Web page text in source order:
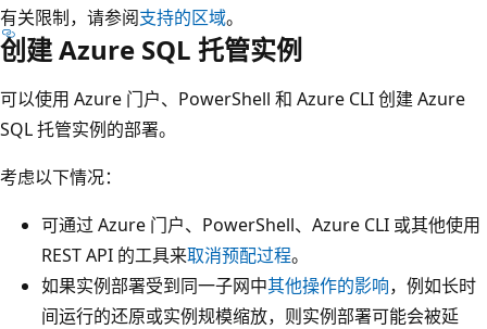
有关限制，请参阅支持的区域。
创建 Azure SQL 托管实例
可以使用 Azure 门户、PowerShell 和 Azure CLI 创建 Azure
SQL 托管实例的部署。
考虑以下情况：
可通过 Azure 门户、PowerShell、Azure CLI 或其他使用
REST API 的工具来取消预配过程。
如果实例部署受到同一子网中其他操作的影响，例如长时
间运行的还原或实例规模缩放，则实例部署可能会被延